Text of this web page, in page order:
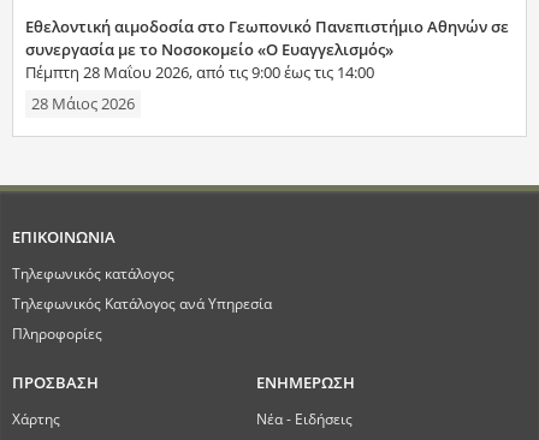
Εθελοντική αιμοδοσία στο Γεωπονικό Πανεπιστήμιο Αθηνών σε
συνεργασία με το Νοσοκομείο «Ο Ευαγγελισμός»
Πέμπτη 28 Μαΐου 2026, από τις 9:00 έως τις 14:00
28 Μάιος 2026
ΕΠΙΚΟΙΝΩΝΙΑ
Τηλεφωνικός κατάλογος
Τηλεφωνικός Κατάλογος ανά Υπηρεσία
Πληροφορίες
ΠΡΟΣΒΑΣΗ
Χάρτης
ΕΝΗΜΕΡΩΣΗ
Νέα - Ειδήσεις